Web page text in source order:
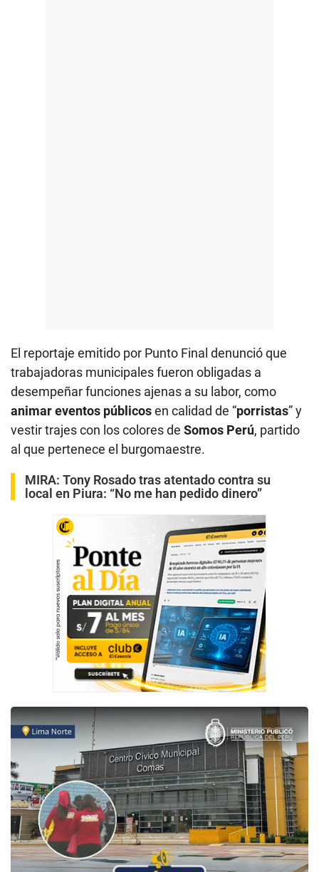
El reportaje emitido por Punto Final denunció que
trabajadoras municipales fueron obligadas a
desempeñar funciones ajenas a su labor, como
animar eventos públicosen calidad de “porristas” y
vestir trajes con los colores de Somos Perú, partido
al que pertenece el burgomaestre.
MIRA: Tony Rosado tras atentado contra su
local en Piura: “No me han pedido dinero”